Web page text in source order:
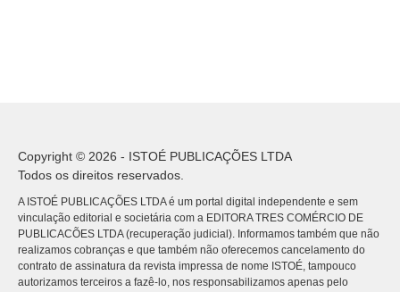
Copyright © 2026 - ISTOÉ PUBLICAÇÕES LTDA
Todos os direitos reservados.
A ISTOÉ PUBLICAÇÕES LTDA é um portal digital independente e sem
vinculação editorial e societária com a EDITORA TRES COMÉRCIO DE
PUBLICACÕES LTDA (recuperação judicial). Informamos também que não
realizamos cobranças e que também não oferecemos cancelamento do
contrato de assinatura da revista impressa de nome ISTOÉ, tampouco
autorizamos terceiros a fazê-lo, nos responsabilizamos apenas pelo